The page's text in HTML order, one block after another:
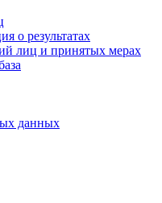
о результатах
лиц и принятых мерах
данных